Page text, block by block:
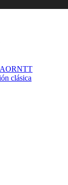
AORNTT
clásica